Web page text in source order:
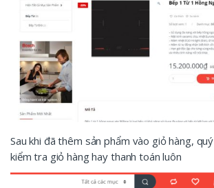
Sau khi đã thêm sản phẩm vào giỏ hàng,
kiểm tra giỏ hàng hay thanh toán luôn